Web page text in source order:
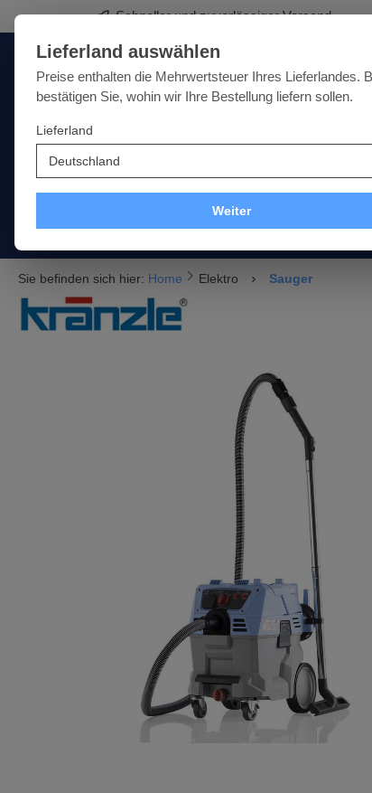
Zur Hauptnavigation springen
Schneller und zuverlässiger Versand
Lieferland: Deutschland
Qualität · Vielfalt · Kompetenz - alles unter einem Dach
Sie befinden sich hier: Home Elektro Sauger
Lieferland auswählen
Preise enthalten die Mehrwertsteuer Ihres Lieferlandes.
bestätigen Sie, wohin wir Ihre Bestellung liefern sollen.
Lieferland
Weiter